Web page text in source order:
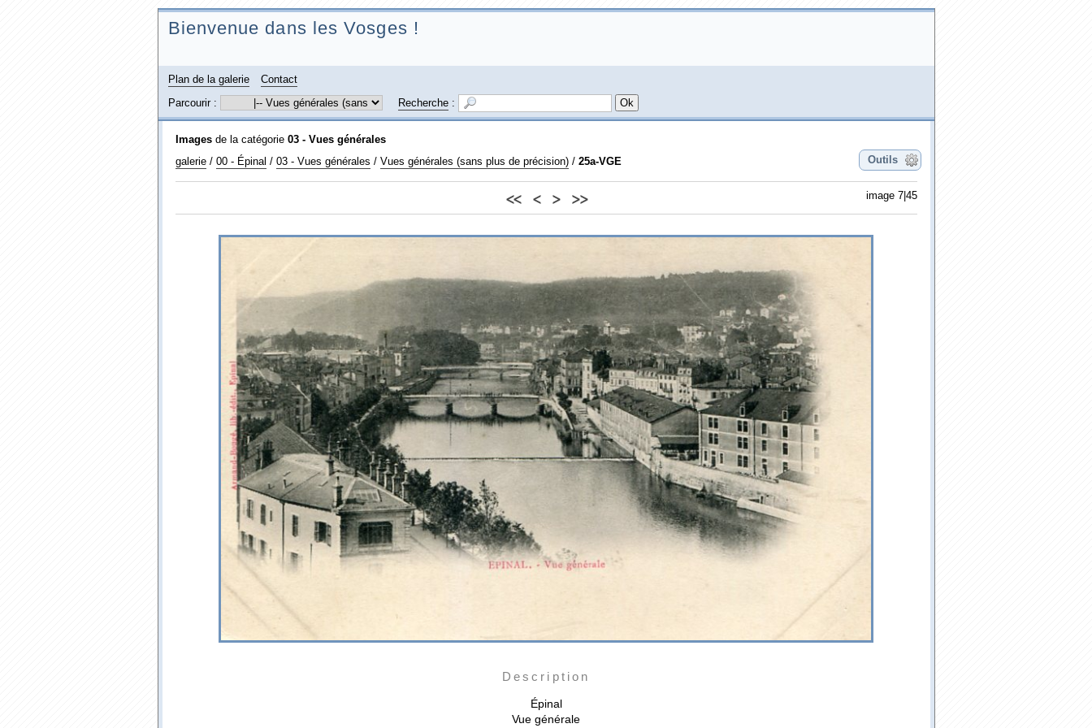
Bienvenue dans les Vosges !
Plan de la galerie
Contact
Parcourir :
Recherche:
Imagesde la catégorie 03 - Vues générales
Outils
galerie/ 00 - Épinal / 03 - Vues générales / Vues générales (sans plus de précision)/ 25a-VGE
image 7|45
<< < > >>
Description
Épinal
Vue générale